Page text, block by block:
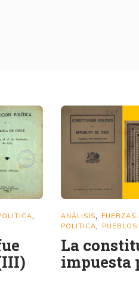
ANÁLISIS
POLITICA
La
impuesta